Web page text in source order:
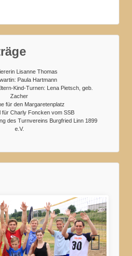
Lisanne Thomas
Paula Hartmann
Kind-Turnen: Lena Pietsch, geb.
Zacher
für den Margaretenplatz
für Charly Foncken vom SSB
des Turnvereins Burgfried Linn 1899
e.V.